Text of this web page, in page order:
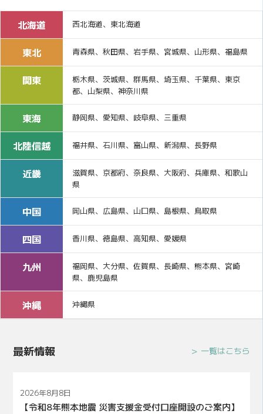
北海道 西北海道、東北海道
東北 青森県、秋田県、岩手県、宮城県、山形県、福島県
関東
栃木県、茨城県、群馬県、埼玉県、千葉県、東京
都、山梨県、神奈川県
東海 静岡県、愛知県、岐阜県、三重県
北陸信越 福井県、石川県、富山県、新潟県、長野県
近畿
滋賀県、京都府、奈良県、大阪府、兵庫県、和歌山
県
中国 岡山県、広島県、山口県、島根県、鳥取県
四国 香川県、徳島県、高知県、愛媛県
九州
福岡県、大分県、佐賀県、長崎県、熊本県、宮崎
県、鹿児島県
沖縄 沖縄県
最新情報 一覧はこちら
2026年8月8日
【令和8年熊本地震 災害支援金受付口座開設のご案内】